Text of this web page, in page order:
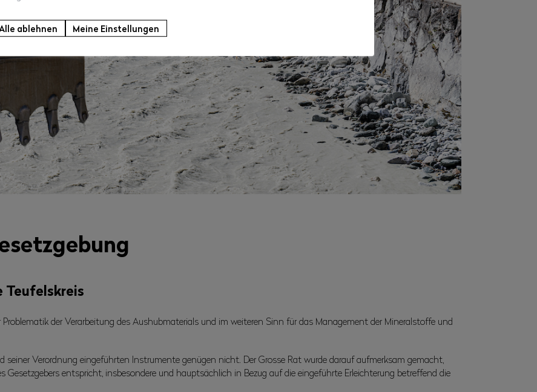
Teufelskreis
der Verarbeitung des Aushubmaterials und im weiteren Sinn für das Management der Mineralstoffe und
seiner Verordnung eingeführten Instrumente genügen nicht. Der Grosse Rat wurde darauf aufmerksam gemacht,
entspricht, insbesondere und hauptsächlich in Bezug auf die eingeführte Erleichterung betreffend die
ablehnen Meine Einstellungen